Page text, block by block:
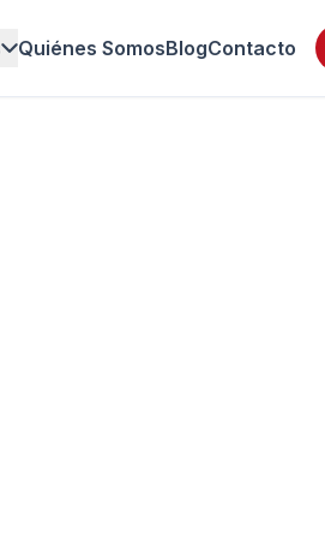
Quiénes SomosBlogContacto